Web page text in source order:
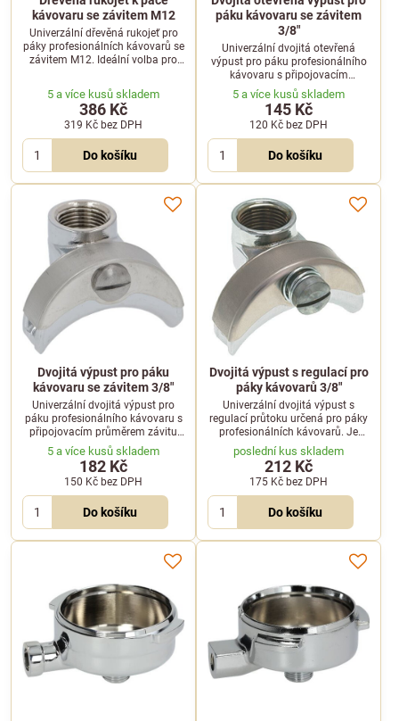
kávovaru se závitem M12
Univerzální dřevěná rukojeť pro
páky profesionálních kávovarů se
závitem M12. Ideální volba pro
estetický upgrade vašeho
kávovaru.
5 a více kusů skladem
386 Kč
319 Kč bez DPH
Do košíku
páku kávovaru se závitem
3/8"
Univerzální dvojitá otevřená
výpust pro páku profesionálního
kávovaru s připojovacím
průměrem závitu 3/8".
5 a více kusů skladem
145 Kč
120 Kč bez DPH
Do košíku
Dvojitá výpust pro páku
kávovaru se závitem 3/8"
Univerzální dvojitá výpust pro
páku profesionálního kávovaru s
připojovacím průměrem závitu
3/8". Vhodná pro současnou
přípravu dvou porcí.
5 a více kusů skladem
182 Kč
150 Kč bez DPH
Do košíku
Dvojitá výpust s regulací pro
páky kávovarů 3/8"
Univerzální dvojitá výpust s
regulací průtoku určená pro páky
profesionálních kávovarů. Je
vybavena připojovacím závitem o
průměru 3/8".
poslední kus skladem
212 Kč
175 Kč bez DPH
Do košíku